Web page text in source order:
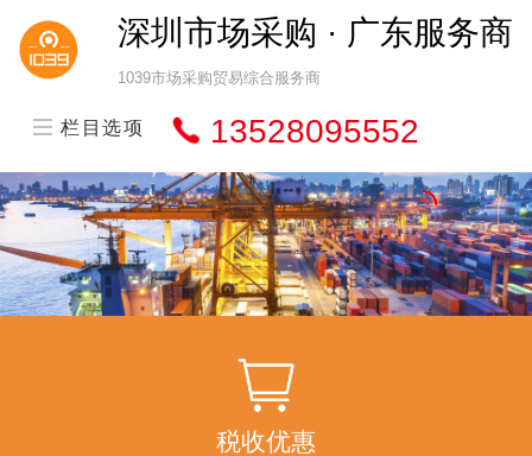
深圳市场采购 · 广东服务商
1039市场采购贸易综合服务商
栏目选项 13528095552
税收优惠